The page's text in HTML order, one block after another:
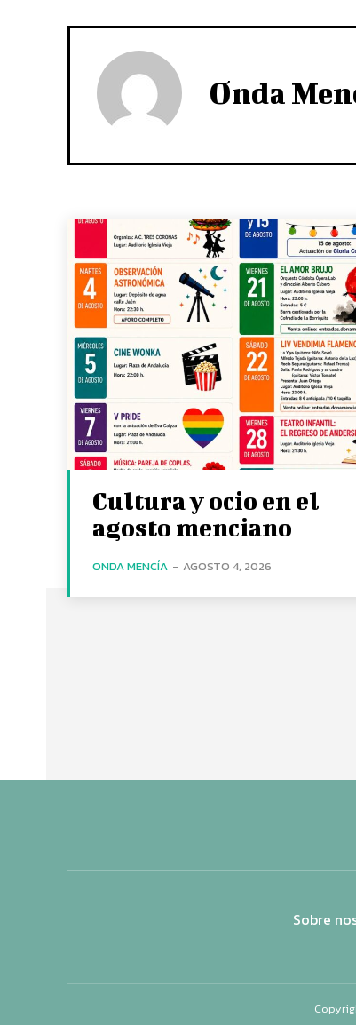
Onda
Cultura y ocio en el
agosto menciano
ONDA MENCÍA - AGOSTO 4, 2026
Sobre